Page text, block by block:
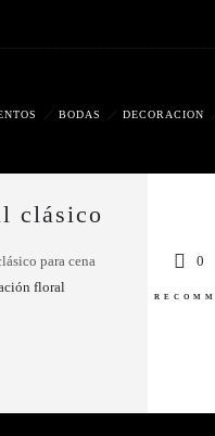
BODAS DECORACION
0
clásico
para cena
floral